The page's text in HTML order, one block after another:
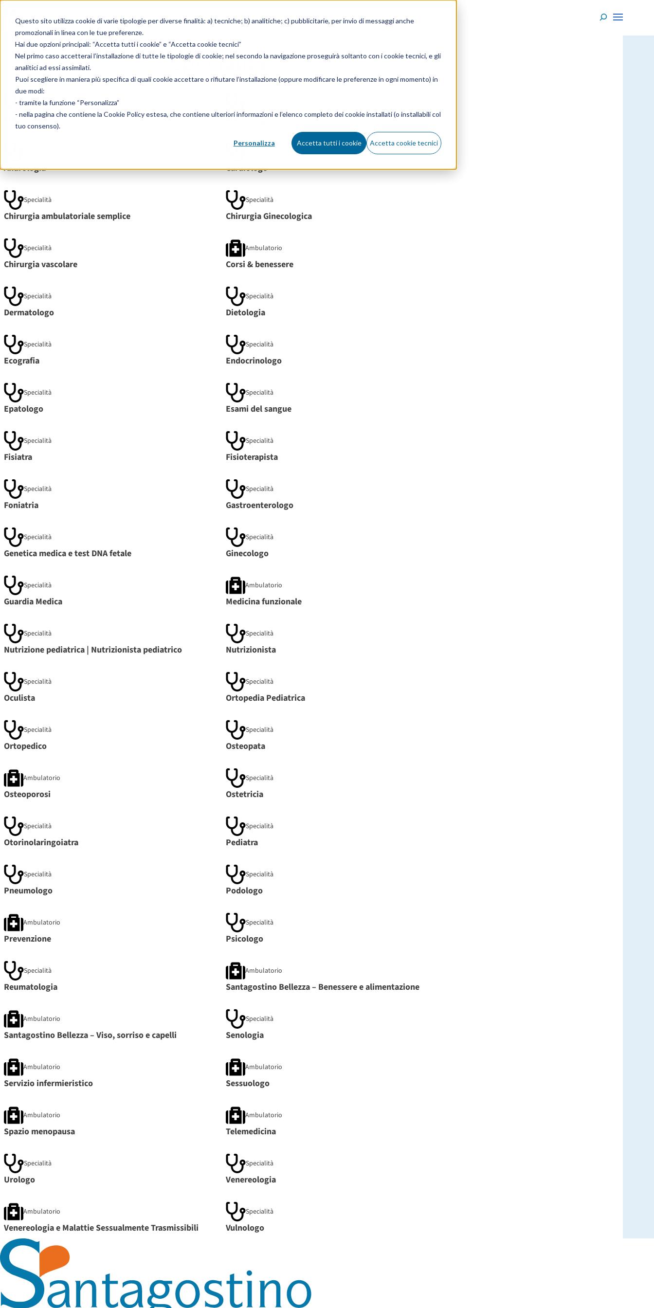
Questo sito utilizza cookie di varie tipologie per diverse finalità: a) tecniche; b) analitiche; c) pubblicitarie, per invio di messaggi anche
promozionali in linea con le tue preferenze.
Hai due opzioni principali: “Accetta tutti i cookie” e “Accetta cookie tecnici”
Nel primo caso accetterai l’installazione di tutte le tipologie di cookie; nel secondo la navigazione proseguirà soltanto con i cookie tecnici, e gli
analitici ad essi assimilati.
Puoi scegliere in maniera più specifica di quali cookie accettare o rifiutare l’installazione (oppure modificare le preferenze in ogni momento) in
due modi:
- tramite la funzione “Personalizza”
- nella pagina che contiene la Cookie Policy estesa, che contiene ulteriori informazioni e l’elenco completo dei cookie installati (o installabili col
tuo consenso).
Personalizza Accetta tutti i cookie Accetta cookie tecnici
Specialità
Specialità
Allergologia Allergologia pediatrica
Andrologia Cardiologo
Specialità
Chirurgia ambulatoriale semplice
Specialità
Chirurgia Ginecologica
Specialità
Chirurgia vascolare
Ambulatorio
Corsi & benessere
Specialità
Dermatologo
Specialità
Dietologia
Specialità
Ecografia
Specialità
Endocrinologo
Specialità
Epatologo
Specialità
Esami del sangue
Specialità
Fisiatra
Specialità
Fisioterapista
Specialità
Foniatria
Specialità
Gastroenterologo
Specialità
Genetica medica e test DNA fetale
Specialità
Ginecologo
Specialità
Guardia Medica
Ambulatorio
Medicina funzionale
Specialità
Nutrizione pediatrica | Nutrizionista pediatrico
Specialità
Nutrizionista
Specialità
Oculista
Specialità
Ortopedia Pediatrica
Specialità
Ortopedico
Specialità
Osteopata
Ambulatorio
Osteoporosi
Specialità
Ostetricia
Specialità
Otorinolaringoiatra
Specialità
Pediatra
Specialità
Pneumologo
Specialità
Podologo
Ambulatorio
Prevenzione
Specialità
Psicologo
Specialità
Reumatologia
Ambulatorio
Santagostino Bellezza – Benessere e alimentazione
Ambulatorio
Santagostino Bellezza – Viso, sorriso e capelli
Specialità
Senologia
Ambulatorio
Servizio infermieristico
Ambulatorio
Sessuologo
Ambulatorio
Spazio menopausa
Ambulatorio
Telemedicina
Specialità
Urologo
Specialità
Venereologia
Ambulatorio
Venereologia e Malattie Sessualmente Trasmissibili
Specialità
Vulnologo